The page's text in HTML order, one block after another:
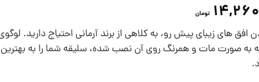
تومان
افق های زیبای پيش رو، ‌به کلاهی از برند آرمانی احتیاج دارید.
به صورت مات و همرنگ روی آن نصب شده،‌ سلیقه شما را به